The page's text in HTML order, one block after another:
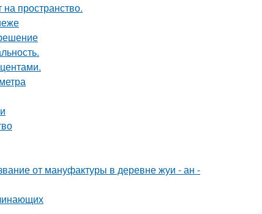
пространство.
от мануфактуры в деревне жуи - ан -